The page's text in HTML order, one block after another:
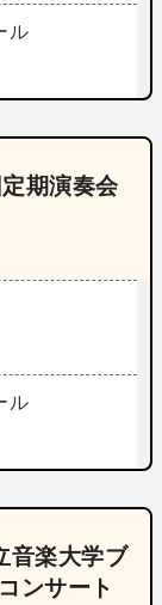
ル
期演奏会
ル
音楽大学ブ
ンサート